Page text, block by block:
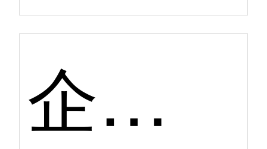
企业直播第二季度口碑产品